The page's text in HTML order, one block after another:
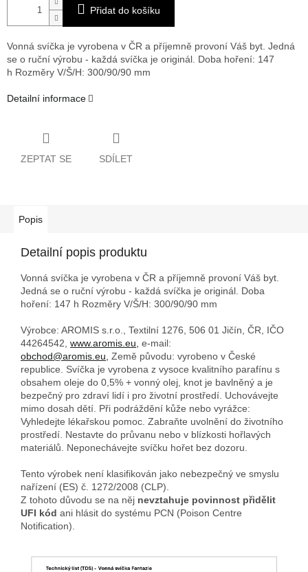
Přidat do košíku
Vonná svíčka je vyrobena v ČR a příjemně provoní Váš byt. Jedná
se o ruční výrobu - každá svíčka je originál. Doba hoření: 147
h Rozměry V/Š/H: 300/90/90 mm
Detailní informace
ZEPTAT SE SDÍLET
Popis
Detailní popis produktu
Vonná svíčka je vyrobena v ČR a příjemně provoní Váš byt.
Jedná se o ruční výrobu - každá svíčka je originál. Doba
hoření: 147 h Rozměry V/Š/H: 300/90/90 mm
Výrobce: AROMIS s.r.o., Textilní 1276, 506 01 Jičín, ČR, IČO
44264542, www.aromis.eu, e-mail:
obchod@aromis.eu, Země původu: vyrobeno v České
republice. Svíčka je vyrobena z vysoce kvalitního parafínu s
obsahem oleje do 0,5% + vonný olej, knot je bavlněný a je
bezpečný pro zdraví lidí i pro životní prostředí. Uchovávejte
mimo dosah dětí. Při podráždění kůže nebo vyrážce:
Vyhledejte lékařskou pomoc. Zabraňte uvolnění do životního
prostředí. Nestavte do průvanu nebo v blízkosti hořlavých
materiálů. Neponechávejte svíčku hořet bez dozoru.
Tento výrobek není klasifikován jako nebezpečný ve smyslu
nařízení (ES) č. 1272/2008 (CLP).
Z tohoto důvodu se na něj nevztahuje povinnost přidělit
UFI kód ani hlásit do systému PCN (Poison Centre
Notification).